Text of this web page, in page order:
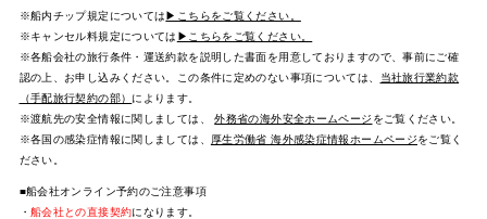
※船内チップ規定については▶こちらをご覧ください。
※キャンセル料規定については ▶こちらをご覧ください。
※各船会社の旅行条件・運送約款を説明した書面を用意しておりますので、事前にご確
認の上、お申し込みください。この条件に定めのない事項については、
当社旅行業約款
（手配旅行契約の部） によります。
※渡航先の安全情報に関しましては、外務省の海外安全ホームページ をご覧ください。
※各国の感染症情報に関しましては、
厚生労働省 海外感染症情報ホームページをご覧く
ださい。
■船会社オンライン予約のご注意事項
・ 船会社との直接契約になります。